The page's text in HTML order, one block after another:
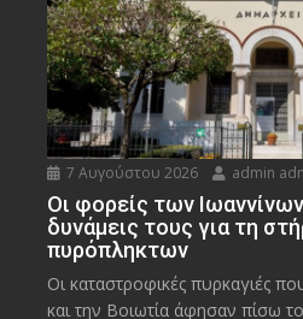
7 Αυγούστου 2026 admin
Οι φορείς των
δυνάμεις τους για τη
πυρόπληκτων
Οι καταστροφικές πυρκαγιές
και την Bοιωτία άφησαν πίσω